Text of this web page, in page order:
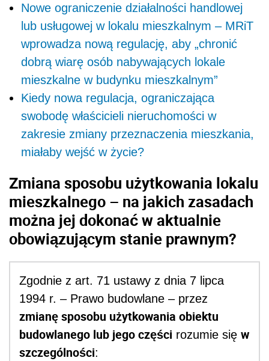
Nowe ograniczenie działalności handlowej
lub usługowej w lokalu mieszkalnym – MRiT
wprowadza nową regulację, aby „chronić
dobrą wiarę osób nabywających lokale
mieszkalne w budynku mieszkalnym”
Kiedy nowa regulacja, ograniczająca
swobodę właścicieli nieruchomości w
zakresie zmiany przeznaczenia mieszkania,
miałaby wejść w życie?
Zmiana sposobu użytkowania lokalu
mieszkalnego – na jakich zasadach
można jej dokonać w aktualnie
obowiązującym stanie prawnym?
Zgodnie z art. 71 ustawy z dnia 7 lipca
1994 r. – Prawo budowlane – przez
zmianę sposobu użytkowania obiektu
budowlanego lub jego części rozumie się w
szczególności: